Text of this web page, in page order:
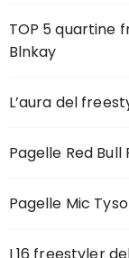
TOP 5 quartine
Blnkay
L’aura del
Pagelle Red Bull
Pagelle Mic